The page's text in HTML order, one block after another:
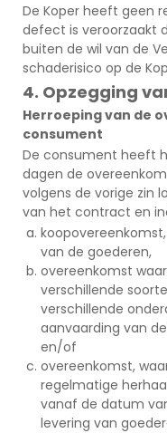
De Koper heeft geen
defect is veroorzaakt
buiten de wil van de
schaderisico op de
4. Opzegging
Herroeping van de
consument
De consument heeft
dagen de
volgens de vorige zin
van het contract en
van de goederen,
overeenkomst
verschillende
verschillende
aanvaarding van
en/of
overeenkomst,
regelmatige
vanaf de datum
levering van